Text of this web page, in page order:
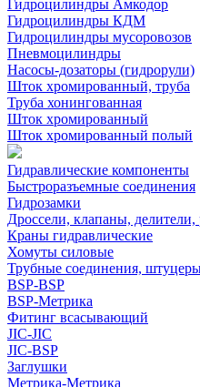
Гидроцилиндры Амкодор
Гидроцилиндры КДМ
Гидроцилиндры мусоровозов
Пневмоцилиндры
Насосы-дозаторы (гидрорули)
Шток хромированный, труба
Труба хонингованная
Шток хромированный
Шток хромированный полый
Гидравлические компоненты
Быстроразъемные соединения
Гидрозамки
Дроссели, клапаны, делители,
Краны гидравлические
Хомуты силовые
Трубные соединения,
BSP-BSP
BSP-Метрика
Фитинг всасывающий
JIC-JIC
JIC-BSP
Заглушки
Метрика-Метрика